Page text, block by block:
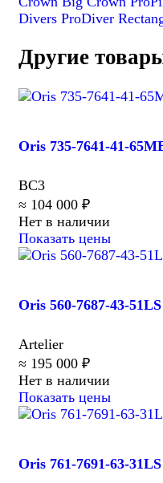
Divers ProDiver
Другие
Oris 735-7641-41-
BC3
≈ 104 000 ₽
Нет в наличии
Показать цены
Oris 560-7687-43-51LS
Artelier
≈ 195 000 ₽
Нет в наличии
Показать цены
Oris 761-7691-63-31LS